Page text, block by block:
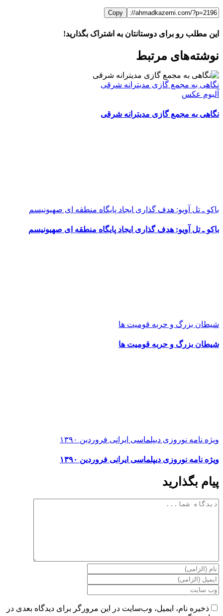
Copy
این مطلب رو برای دوستانتان به اشتراک بگذارید!
FacebookX
LinkedIn
WhatsApp
Telegram
ایمیل
نوشته‌‌های مرتبط
نگاهی به مجمع گازی مدیترانه شرقی
آلبوم عکس
نگاهی به مجمع گازی مدیترانه شرقی
باکو ـ تل آویو: هدف گذاری ایجاد پایگاه منطقه ای صهیونیسم
باکو ـ تل آویو: هدف گذاری ایجاد پایگاه منطقه ای صهیونیسم
شیطان بزرگ و حربه قومیت ها
شیطان بزرگ و حربه قومیت ها
ویژه نامه نوروزی دیپلماسی ایرانی فروردین ۱۳۹۰
ویژه نامه نوروزی دیپلماسی ایرانی فروردین ۱۳۹۰
پیام بگذارید
دیدگاه
ذخیره نام، ایمیل، وب‌سایت در این مرورگر برای دیدگاه بعدی در